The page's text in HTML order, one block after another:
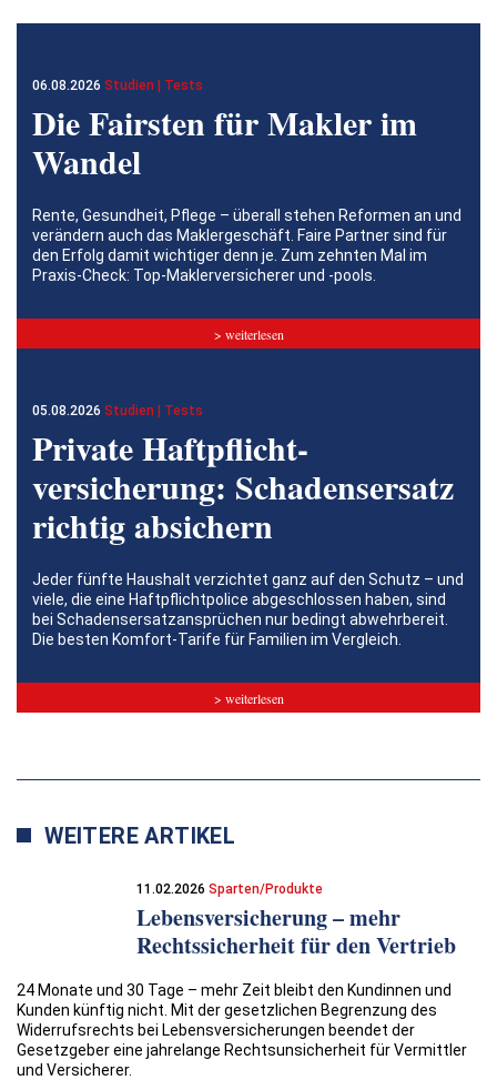
06.08.2026 Studien | Tests
Die Fairsten für Makler im
Wandel
Rente, Gesundheit, Pflege – überall stehen Reformen an und
verändern auch das Maklergeschäft. Faire Partner sind für
den Erfolg damit wichtiger denn je. Zum zehnten Mal im
Praxis-Check: Top-Maklerversicherer und -pools.
> weiterlesen
05.08.2026 Studien | Tests
Private Haftpflicht­
versicherung: Schadensersatz
richtig absichern
Jeder fünfte Haushalt verzichtet ganz auf den Schutz – und
viele, die eine Haftpflichtpolice abgeschlossen haben, sind
bei Schadensersatzansprüchen nur bedingt abwehrbereit.
Die besten Komfort-Tarife für Familien im Vergleich.
> weiterlesen
WEITERE ARTIKEL
11.02.2026Sparten/Produkte
Lebensversicherung – mehr
Rechtssicherheit für den Vertrieb
24 Monate und 30 Tage – mehr Zeit bleibt den Kundinnen und
Kunden künftig nicht. Mit der gesetzlichen Begrenzung des
Widerrufsrechts bei Lebensversicherungen beendet der
Gesetzgeber eine jahrelange Rechtsunsicherheit für Vermittler
und Versicherer.